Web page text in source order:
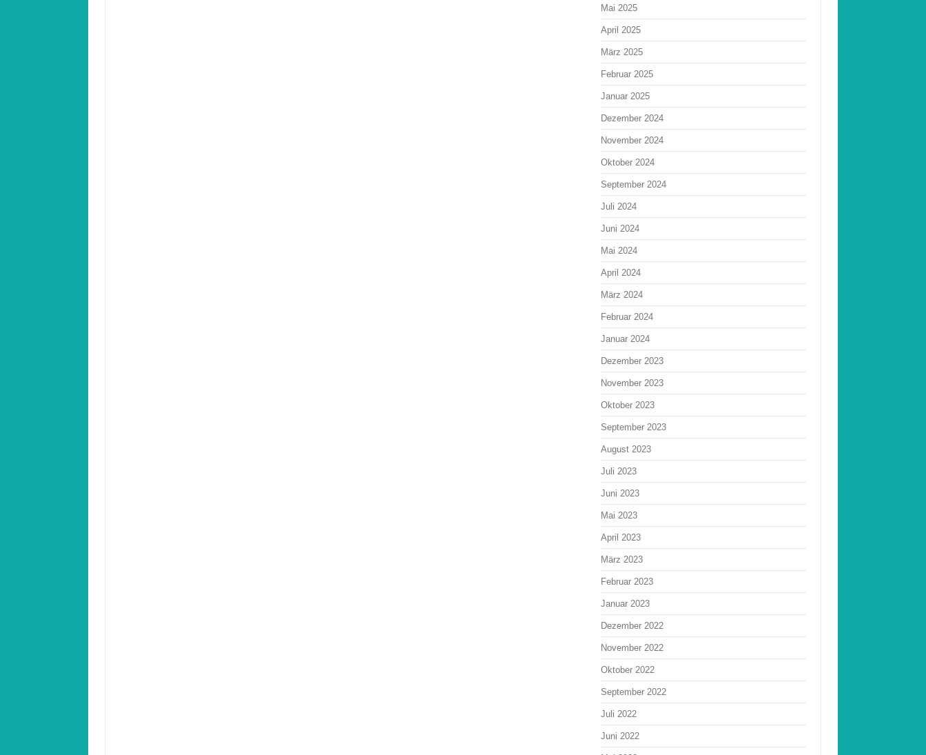
Mai 2025
April 2025
März 2025
Februar 2025
Januar 2025
Dezember 2024
November 2024
Oktober 2024
September 2024
Juli 2024
Juni 2024
Mai 2024
April 2024
März 2024
Februar 2024
Januar 2024
Dezember 2023
November 2023
Oktober 2023
September 2023
August 2023
Juli 2023
Juni 2023
Mai 2023
April 2023
März 2023
Februar 2023
Januar 2023
Dezember 2022
November 2022
Oktober 2022
September 2022
Juli 2022
Juni 2022